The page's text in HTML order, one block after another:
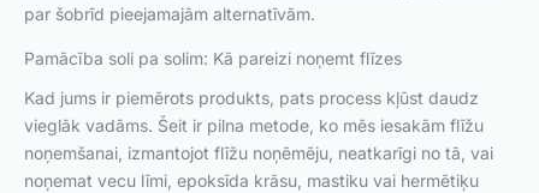
par šobrīd pieejamajām alternatīvām.
Pamācība soli pa solim: Kā pareizi noņemt flīzes
Kad jums ir piemērots produkts, pats process kļūst daudz
vieglāk vadāms. Šeit ir pilna metode, ko mēs iesakām flīžu
noņemšanai, izmantojot flīžu noņēmēju, neatkarīgi no tā, vai
noņemat vecu līmi, epoksīda krāsu, mastiku vai hermētiķu